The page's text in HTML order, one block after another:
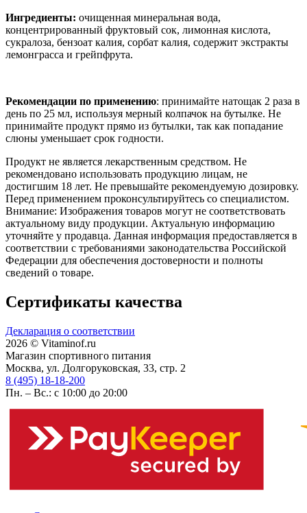
Ингредиенты: очищенная минеральная вода,
концентрированный фруктовый сок, лимонная кислота,
сукралоза, бензоат калия, сорбат калия, содержит экстракты
лемонграсса и грейпфрута.
Рекомендации по применению: принимайте натощак 2 раза в
день по 25 мл, используя мерный колпачок на бутылке. Не
принимайте продукт прямо из бутылки, так как попадание
слюны уменьшает срок годности.
Продукт не является лекарственным средством. Не
рекомендовано использовать продукцию лицам, не
достигшим 18 лет. Не превышайте рекомендуемую дозировку.
Перед применением проконсультируйтесь со специалистом.
Внимание: Изображения товаров могут не соответствовать
актуальному виду продукции. Актуальную информацию
уточняйте у продавца. Данная информация предоставляется в
соответствии с требованиями законодательства Российской
Федерации для обеспечения достоверности и полноты
сведений о товаре.
Сертификаты качества
Декларация о соответствии
2026 © Vitaminof.ru
Магазин спортивного питания
Москва, ул. Долгоруковская, 33, стр. 2
8 (495) 18-18-200
Пн. – Вс.: с 10:00 до 20:00